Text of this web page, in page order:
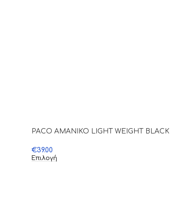
PACO ΑΜΑΝΙΚΟ LIGHT WEIGHT BLACK
€39.00
Επιλογή